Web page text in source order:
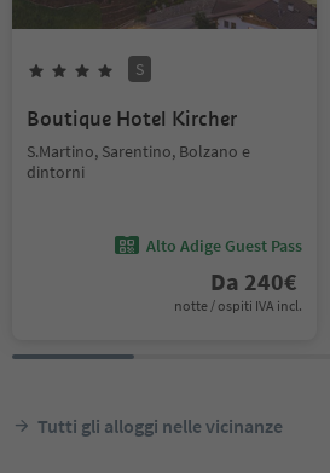
S
Boutique Hotel Kircher
S.Martino, Sarentino, Bolzano e
dintorni
Alto Adige Guest Pass
Da 240€
notte / ospiti IVA incl.
Tutti gli alloggi nelle vicinanze